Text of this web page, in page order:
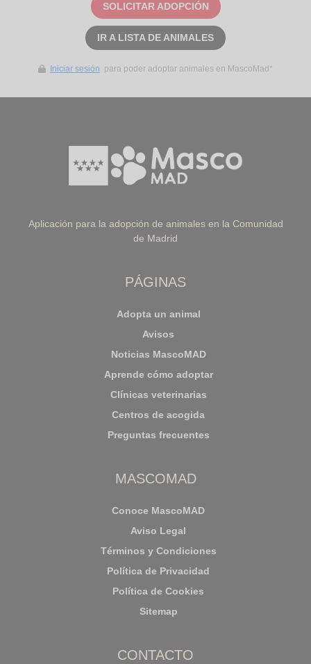
SOLICITAR ADOPCIÓN
IR A LISTA DE ANIMALES
Iniciar sesión para poder adoptar animales en MascoMad*
Aplicación para la adopción de animales en la Comunidad
de Madrid
PÁGINAS
Adopta un animal
Avisos
Noticias MascoMAD
Aprende cómo adoptar
Clínicas veterinarias
Centros de acogida
Preguntas frecuentes
MASCOMAD
Conoce MascoMAD
Aviso Legal
Términos y Condiciones
Política de Privacidad
Política de Cookies
Sitemap
CONTACTO